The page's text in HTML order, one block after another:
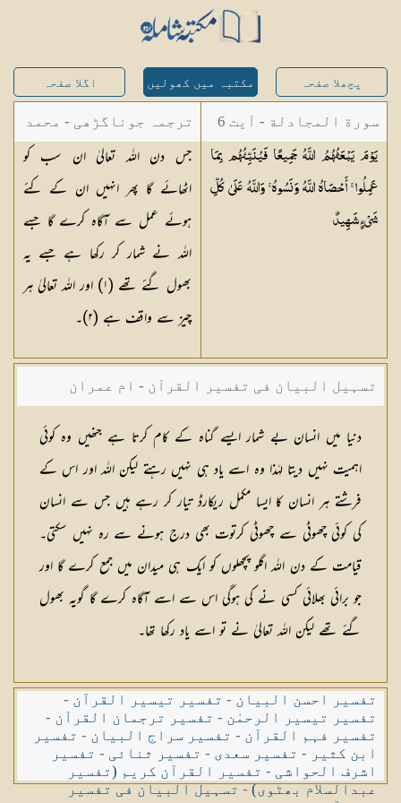
پچھلا صفحہ مکتبہ میں کھولیں اگلا صفحہ
سورة المجادلة - آیت 6
يَوْمَ يَبْعَثُهُمُ اللَّهُ جَمِيعًا فَيُنَبِّئُهُم بِمَا
عَمِلُوا ۚ أَحْصَاهُ اللَّهُ وَنَسُوهُ ۚ وَاللَّهُ عَلَىٰ كُلِّ
شَيْءٍشَهِيدٌ
ترجمہ جوناگڑھی - محمد
جونا گڑھی
جس دن اللہ تعالیٰ ان سب کو
اٹھائے گا پھر انہیں ان کے کئے
ہوئے عمل سے آگاہ کرے گا جسے
اللہ نے شمار کر رکھا ہے جسے یہ
بھول گئے تھے (١) اور اللہ تعالیٰ ہر
چیز سے واقف ہے (٢)۔
تسہیل البیان فی تفسیر القرآن - ام عمران
شکیلہ بنت میاں فضل حسین
دنیا میں انسان بے شمار ایسے گناہ كے كام كرتا ہے جنھیں وہ كوئی
اہمیت نہیں دیتا لہٰذا وہ اسے یاد ہی نہیں رہتے لیكن اللہ اور اس كے
فرشتے ہر انسان كا ایسا مكمل ریكارڈ تیار كر رہے ہیں جس سے انسان
كی كوئی چھوٹی سے چھوٹی كرتوت بھی درج ہونے سے رہ نہیں سكتی۔
قیامت كے دن اللہ اگلو پچھلوں كو ایك ہی میدان میں جمع كرے گا اور
جو برائی بھلائی كسی نے كی ہوگی اس سے اسے آگاہ كرے گا گویہ بھول
گئے تھے لیكن اللہ تعالیٰ نے تو اسے یاد ركھا تھا۔
تفسیر احسن البیان - تفسیر تیسیر القرآن -
تفسیر تیسیر الرحمٰن - تفسیر ترجمان القرآن -
تفسیر فہم القرآن - تفسیر سراج البیان - تفسیر
ابن کثیر - تفسیر سعدی - تفسیر ثنائی - تفسیر
اشرف الحواشی - تفسیر القرآن کریم (تفسیر
عبدالسلام بھٹوی)-تسہیل البیان فی تفسیر